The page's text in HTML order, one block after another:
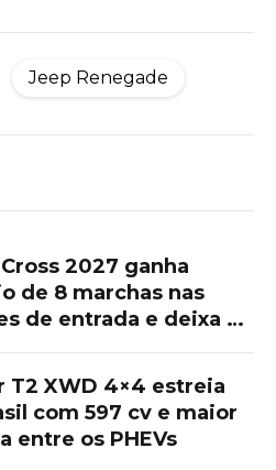
Jeep Renegade
2027 ganha
de 8 marchas nas
de entrada e deixa as
T2 XWD 4×4 estreia
com 597 cv e maior
entre os PHEVs